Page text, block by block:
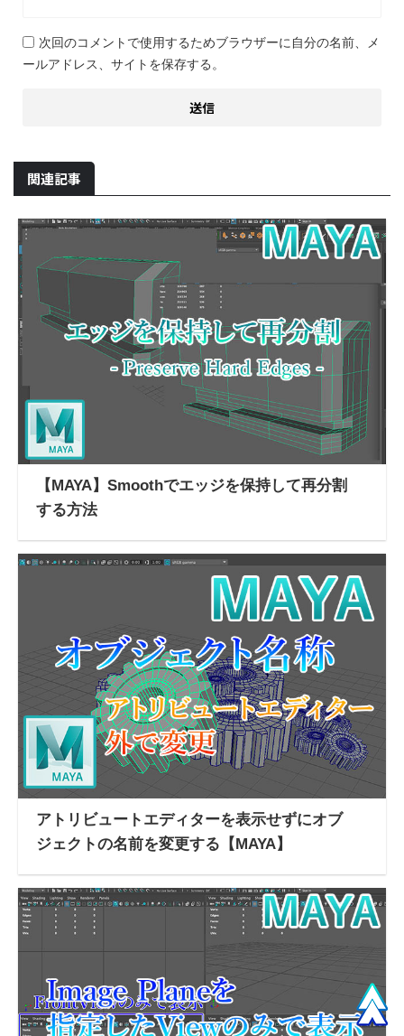
次回のコメントで使用するためブラウザーに自分の名前、メ
ールアドレス、サイトを保存する。
関連記事
【MAYA】Smoothでエッジを保持して再分割
する方法
アトリビュートエディターを表示せずにオブ
ジェクトの名前を変更する【MAYA】